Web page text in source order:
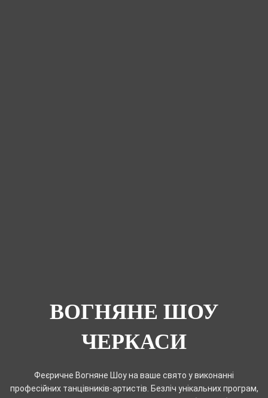
ВОГНЯНЕ ШОУ
ЧЕРКАСИ
Феєричне Вогняне Шоу на ваше свято у виконанні
професійних танцівників-артистів. Безліч унікальних програм,